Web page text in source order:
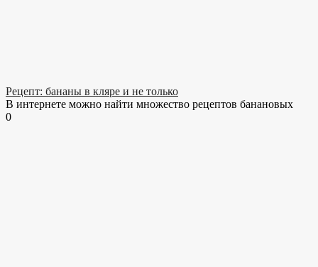
Рецепт: бананы в кляре и не только
В интернете можно найти множество рецептов банановых
0